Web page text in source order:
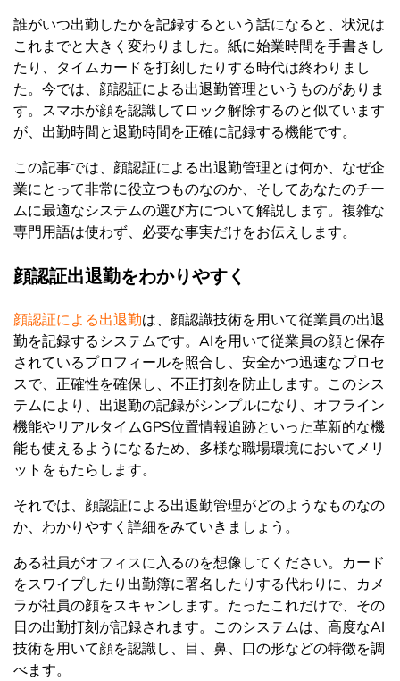
誰がいつ出勤したかを記録するという話になると、状況は
これまでと大きく変わりました。紙に始業時間を手書きし
たり、タイムカードを打刻したりする時代は終わりまし
た。今では、顔認証による出退勤管理というものがありま
す。スマホが顔を認識してロック解除するのと似ています
が、出勤時間と退勤時間を正確に記録する機能です。
この記事では、顔認証による出退勤管理とは何か、なぜ企
業にとって非常に役立つものなのか、そしてあなたのチー
ムに最適なシステムの選び方について解説します。複雑な
専門用語は使わず、必要な事実だけをお伝えします。
顔認証出退勤をわかりやすく
顔認証による出退勤は、顔認識技術を用いて従業員の出退
勤を記録するシステムです。AIを用いて従業員の顔と保存
されているプロフィールを照合し、安全かつ迅速なプロセ
スで、正確性を確保し、不正打刻を防止します。このシス
テムにより、出退勤の記録がシンプルになり、オフライン
機能やリアルタイムGPS位置情報追跡といった革新的な機
能も使えるようになるため、多様な職場環境においてメリ
ットをもたらします。
それでは、顔認証による出退勤管理がどのようなものなの
か、わかりやすく詳細をみていきましょう。
ある社員がオフィスに入るのを想像してください。カード
をスワイプしたり出勤簿に署名したりする代わりに、カメ
ラが社員の顔をスキャンします。たったこれだけで、その
日の出勤打刻が記録されます。このシステムは、高度なAI
技術を用いて顔を認識し、目、鼻、口の形などの特徴を調
べます。